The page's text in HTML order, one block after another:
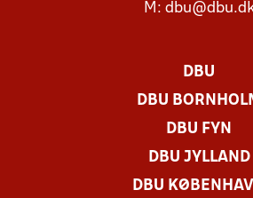
M:
DBU
DBU
DBU FYN
DBU JYLLAND
DBU